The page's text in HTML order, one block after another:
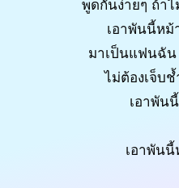
พูดกันง่ายๆ ถ้า
เอาพันนี้หม้
มาเป็นแฟนฉัน
ไม่ต้องเจ็บช้
เอาพัน
เอาพันนี้